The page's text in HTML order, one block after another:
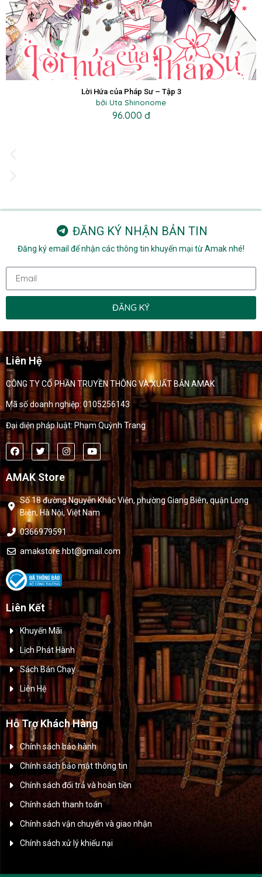
Lời Hứa của Pháp Sư – Tập 3
bởi Uta Shinonome
96.000 đ
ĐĂNG KÝ NHẬN BẢN TIN
Đăng ký email để nhận các thông tin khuyến mại từ Amak nhé!
ĐĂNG KÝ
Liên Hệ
CÔNG TY CỔ PHẦN TRUYỀN THÔNG VÀ XUẤT BẢN AMAK
Mã số doanh nghiệp: 0105256143
Đại diện pháp luật: Phạm Quỳnh Trang
AMAK Store
Số 18 đường Nguyễn Khắc Viện, phường Giang Biên, quận Long
Biên, Hà Nội, Việt Nam
0366979591
amakstore.hbt@gmail.com
Liên Kết
Khuyến Mãi
Lịch Phát Hành
Sách Bán Chạy
Liên Hệ
Hỗ Trợ Khách Hàng
Chính sách bảo hành
Chính sách bảo mật thông tin
Chính sách đổi trả và hoàn tiền
Chính sách thanh toán
Chính sách vận chuyển và giao nhận
Chính sách xử lý khiếu nại